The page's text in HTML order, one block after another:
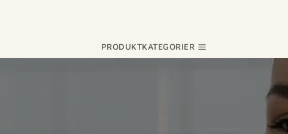
PRODUKTKATEGORIER